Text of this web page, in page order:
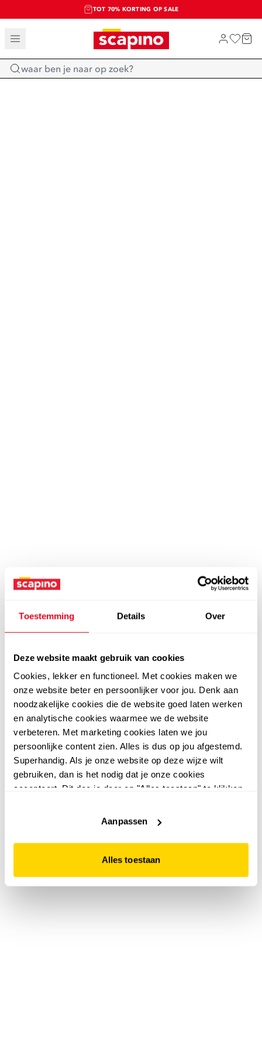
Toestemming Details Over
Deze website maakt gebruik van cookies
Cookies, lekker en functioneel. Met cookies maken we
onze website beter en persoonlijker voor jou. Denk aan
noodzakelijke cookies die de website goed laten werken
en analytische cookies waarmee we de website
verbeteren. Met marketing cookies laten we jou
persoonlijke content zien. Alles is dus op jou afgestemd.
Superhandig. Als je onze website op deze wijze wilt
gebruiken, dan is het nodig dat je onze cookies
accepteert. Dit doe je door op "Alles toestaan" te klikken.
website niet optimaal functioneert.
Aanpassen
Alles toestaan
TOT 70% KORTING OP SALE
SALE: LAATSTE KANS!
SHOP NIEUW
Home